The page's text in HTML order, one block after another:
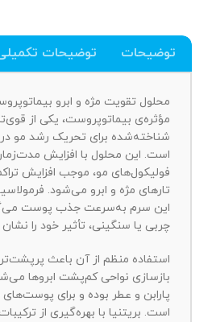
توضیحات توضیحات
محلول تقویت مژه و ابرو
مؤثره‌ی بیماتوپروست، یکی از
شناخته‌شده برای تحریک رشد مو در
است. این محلول با افزایش
فولیکول‌های مو، موجب افزایش
تارهای مژه و ابرو می‌شود.
این سرم به‌سرعت جذب پوست
چربی یا سنگینی، تأثیر خود را
استفاده منظم از آن باعث
بازسازی نواحی کم‌پشت ابروها
پارابن و عطر بوده و برای
است. بریتنیا با بهره‌گیری از